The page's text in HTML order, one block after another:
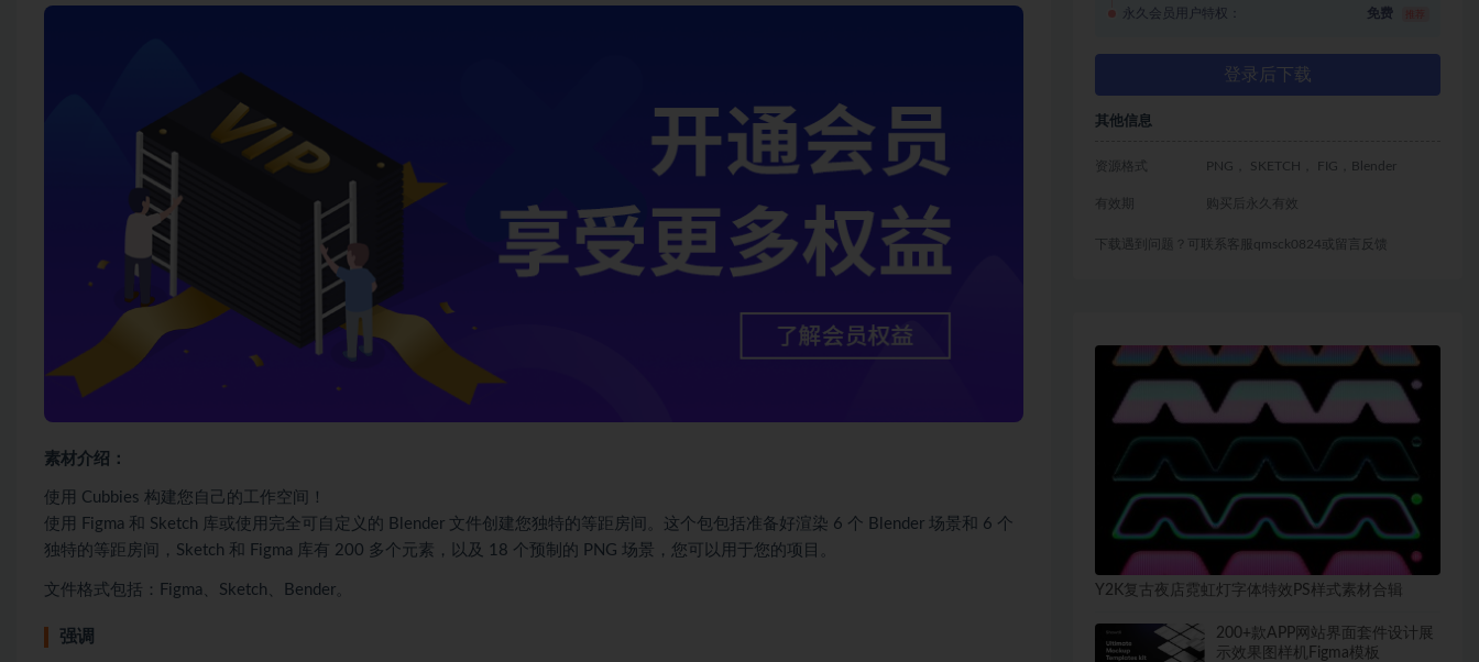
素材介绍：
使用 Cubbies 构建您自己的工作空间！
使用 Figma 和 Sketch 库或使用完全可自定义的 Blender 文件创建您独特的等距房间。这个包包括准备好渲染 6 个 Blender 场景和 6 个
独特的等距房间，Sketch 和 Figma 库有 200 多个元素，以及 18 个预制的 PNG 场景，您可以用于您的项目。
文件格式包括：Figma、Sketch、Bender。
强调
永久会员用户特权： 免费
登录后下载
其他信息
资源格式 PNG， SKETCH， FIG，Blender
有效期 购买后永久有效
下载遇到问题？可联系客服qmsck0824或留言反馈
Y2K复古夜店霓虹灯字体特效PS样式素材合辑
200+款APP网站界面套件设计展
示效果图样机Figma模板